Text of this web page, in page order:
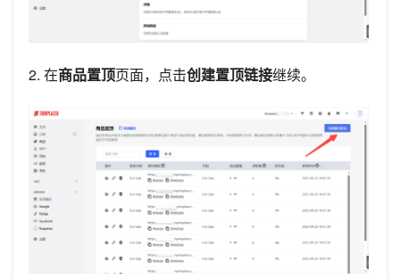
2. 在商品置顶页面，点击创建置顶链接继续。